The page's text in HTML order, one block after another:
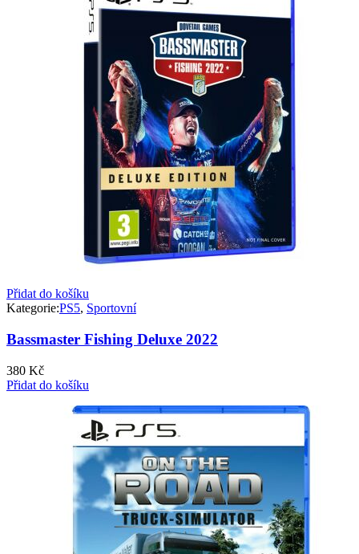
Přidat do košíku
Kategorie:PS5, Sportovní
Bassmaster Fishing Deluxe 2022
380 Kč
Přidat do košíku